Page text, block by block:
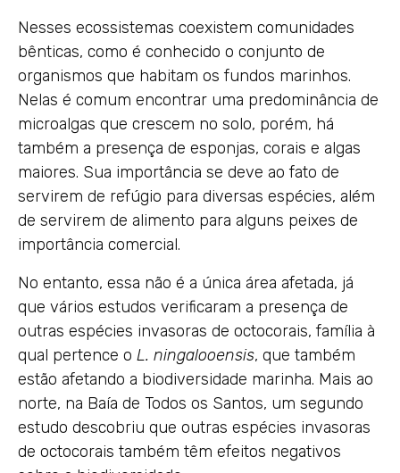
Nesses ecossistemas coexistem comunidades
bênticas, como é conhecido o conjunto de
organismos que habitam os fundos marinhos.
Nelas é comum encontrar uma predominância de
microalgas que crescem no solo, porém, há
também a presença de esponjas, corais e algas
maiores. Sua importância se deve ao fato de
servirem de refúgio para diversas espécies, além
de servirem de alimento para alguns peixes de
importância comercial.
No entanto, essa não é a única área afetada, já
que vários estudos verificaram a presença de
outras espécies invasoras de octocorais, família à
qual pertence o L. ningalooensis, que também
estão afetando a biodiversidade marinha. Mais ao
norte, na Baía de Todos os Santos, um segundo
estudo descobriu que outras espécies invasoras
de octocorais também têm efeitos negativos